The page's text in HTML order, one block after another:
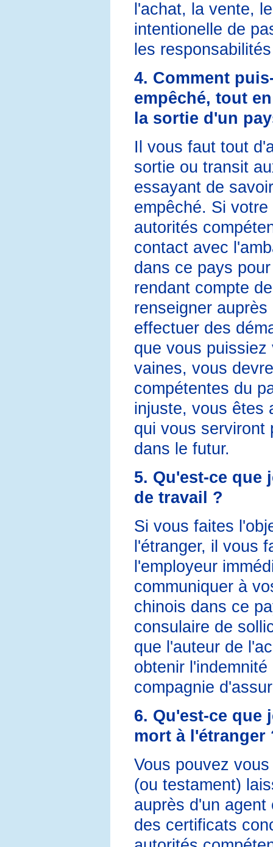
l'achat, la vente,
intentionelle de
les
4. Comment
empêché, tout
la sortie d'un
Il vous faut tout
sortie ou transit
essayant de
empêché. Si
autorités
contact avec
dans ce pays
rendant compte
renseigner
effectuer des
que vous
vaines, vous
compétentes du
injuste, vous êtes
qui vous serviront
dans le futur.
5. Qu'est-ce que
de travail ?
Si vous faites
l'étranger, il vous
l'employeur
communiquer à
chinois dans ce
consulaire de
que l'auteur de
obtenir
compagnie
6. Qu'est-ce que
mort à l'étranger
Vous pouvez
(ou testament)
auprès d'un
des certificats